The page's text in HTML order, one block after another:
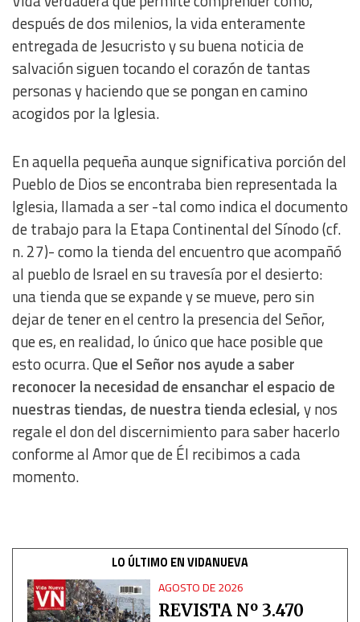
después de dos milenios, la vida enteramente
entregada de Jesucristo y su buena noticia de
salvación siguen tocando el corazón de tantas
personas y haciendo que se pongan en camino
acogidos por la Iglesia.
En aquella pequeña aunque significativa porción del
Pueblo de Dios se encontraba bien representada la
Iglesia, llamada a ser -tal como indica el documento
de trabajo para la Etapa Continental del Sínodo (cf.
n. 27)- como la tienda del encuentro que acompañó
al pueblo de Israel en su travesía por el desierto:
una tienda que se expande y se mueve, pero sin
dejar de tener en el centro la presencia del Señor,
que es, en realidad, lo único que hace posible que
esto ocurra. Que el Señor nos ayude a saber
reconocer la necesidad de ensanchar el espacio de
nuestras tiendas, de nuestra tienda eclesial,y nos
regale el don del discernimiento para saber hacerlo
conforme al Amor que de Él recibimos a cada
momento.
LO ÚLTIMO EN VIDANUEVA
AGOSTO DE 2026
REVISTA Nº 3.470
Measure content performance
Understand audiences through statistics or combinations
of data from different sources
Use limited data to select content
IAB Special Features:
Use precise geolocation data
Identify devices based on information actively requested
Non-IAB processing purposes:
Essential
Analytical
Functional